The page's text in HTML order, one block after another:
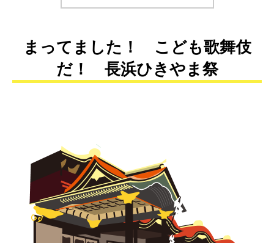
まってました！ こども歌舞伎
だ！ 長浜ひきやま祭